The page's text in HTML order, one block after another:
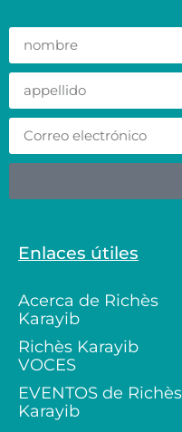
Enlaces útiles
Acerca de Richès
Karayib
Richès Karayib
VOCES
EVENTOS de Richès
Karayib